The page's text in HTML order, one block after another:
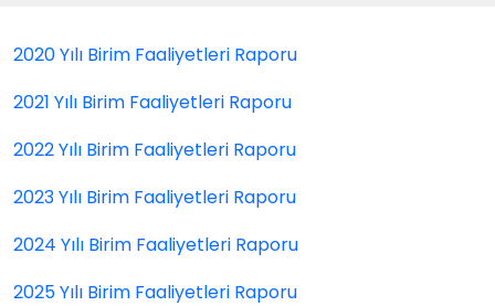
2020 Yılı Birim Faaliyetleri Raporu
2021 Yılı Birim Faaliyetleri Raporu
2022 Yılı Birim Faaliyetleri Raporu
2023 Yılı Birim Faaliyetleri Raporu
2024 Yılı Birim Faaliyetleri Raporu
2025 Yılı Birim Faaliyetleri Raporu